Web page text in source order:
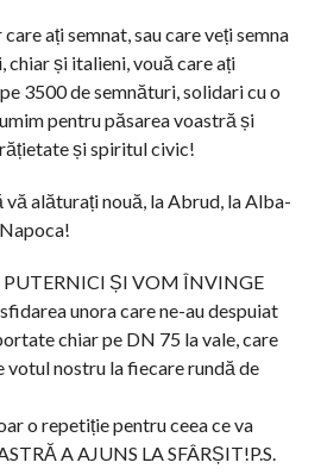
ați semnat, sau care veți semna
chiar și italieni, vouă care ați
3500 de semnături, solidari cu o
pentru păsarea voastră și
și spiritul civic!
alăturați nouă, la Abrud, la Alba-
ȘI VOM ÎNVINGE
unora care ne-au despuiat
chiar pe DN 75 la vale, care
votul nostru la fiecare rundă de
o repetiție pentru ceea ce va
A AJUNS LA SFÂRȘIT!P.S.